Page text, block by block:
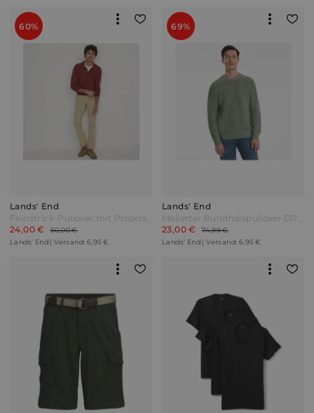
60%
Lands' End
Feinstrick-Pullover mit Polokragen und Reißverschluss Herren Braun by Lands' End
24,00 €
60,00 €
Lands' End | Versand: 6,95 €
69%
Lands' End
Melierter Rundhalspullover DRIFTER Herren Grün by Lands' End
23,00 €
74,99 €
Lands' End | Versand: 6,95 €